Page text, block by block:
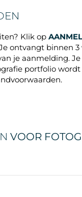
Klik op
ontvangt binnen 3
je aanmelding. Je
portfolio
VOOR